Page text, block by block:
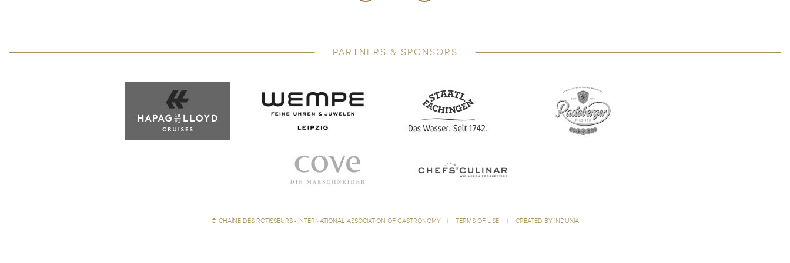
PARTNERS & SPONSORS
© CHAÎNE DES RÔTISSEURS - INTERNATIONAL ASSOCIATION OF GASTRONOMY | TERMS OF USE | CREATED BY INDUXIA